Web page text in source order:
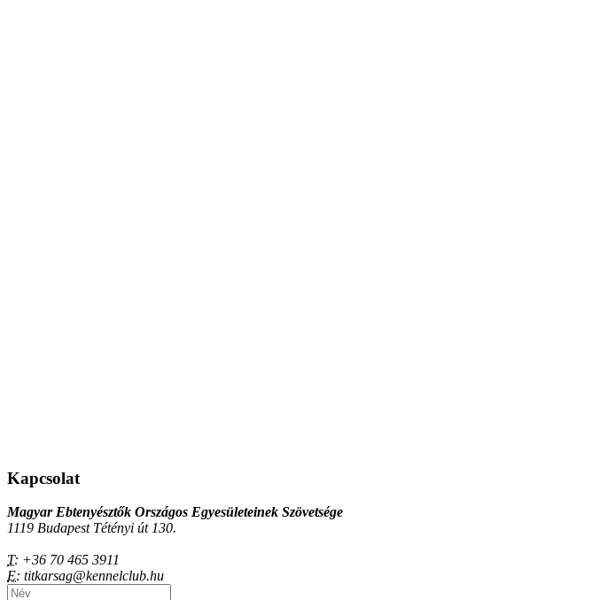
Kapcsolat
Magyar Ebtenyésztők Országos Egyesületeinek Szövetsége
1119 Budapest Tétényi út 130.
T: +36 70 465 3911
E: titkarsag@kennelclub.hu